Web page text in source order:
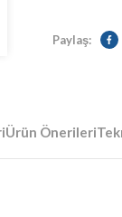
Paylaş:
Ürün Önerileri